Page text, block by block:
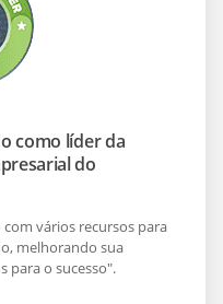
como líder da
do
vários recursos para
melhorando sua
para o sucesso".